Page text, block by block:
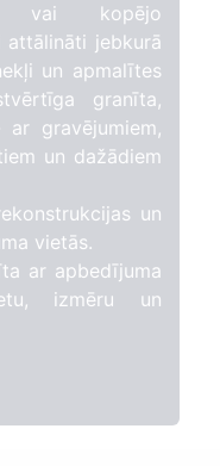
vai kopējo
attālināti jebkurā
un apmalītes
granīta,
gravējumiem,
un dažādiem
un
vietās.
ar apbedījuma
izmēru un